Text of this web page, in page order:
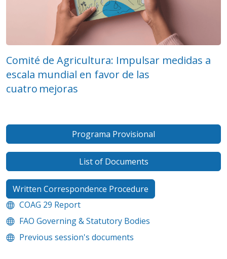
Comité de Agricultura: Impulsar medidas a
escala mundial en favor de las
cuatro mejoras
Programa Provisional
List of Documents
Written Correspondence Procedure
COAG 29 Report
FAO Governing & Statutory Bodies
Previous session's documents